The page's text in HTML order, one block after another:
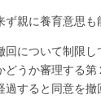
親に養育意思
について制限
うか審理する
すると同意を